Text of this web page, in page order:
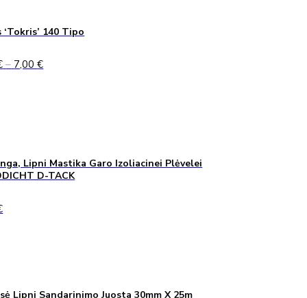
‘Tokris’ 140 Tipo
– 7,00€Price
Lipni Mastika Garo Izoliacinei Plėvelei
D-TACK
Lipni Sandarinimo Juosta 30mm X 25m